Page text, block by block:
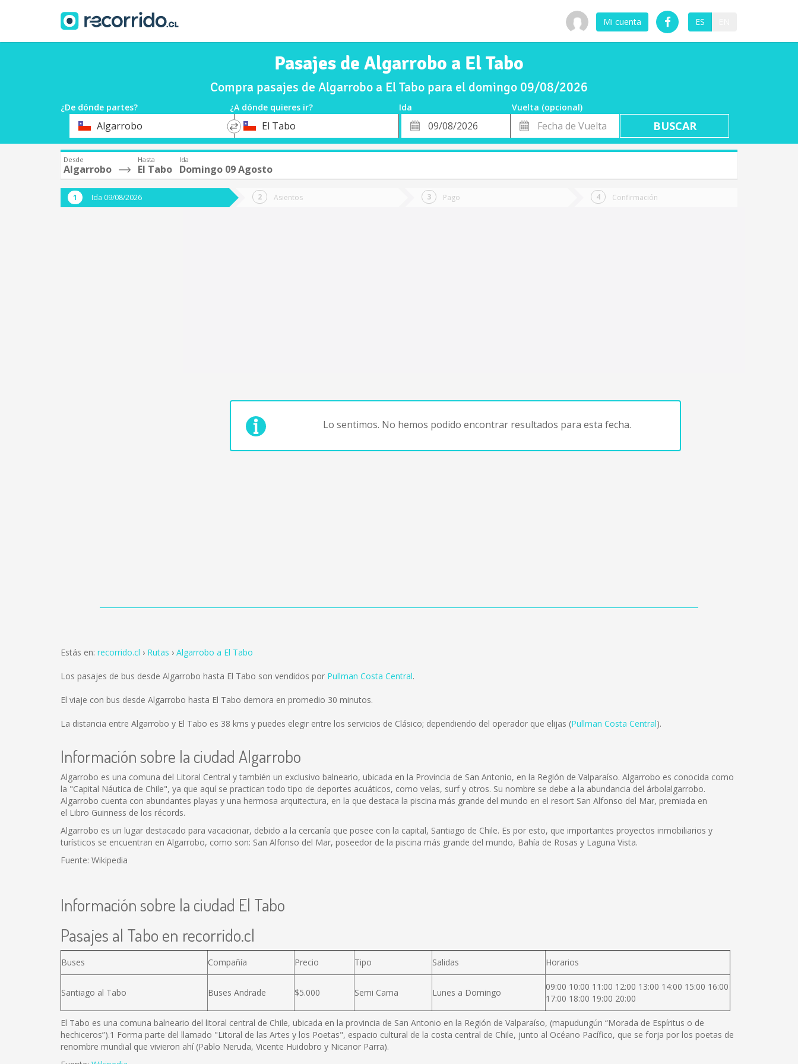
Mi cuenta ES
Pasajes de Algarrobo a El Tabo
Compra pasajes de Algarrobo a El Tabo para el domingo 09/08/2026
¿De dónde partes? ¿A dónde quieres ir? Ida
Vuelta (opcional)
OrigenAlgarrobo
*
DestinoEl Tabo
Fecha
de
Fecha
de
Vuelta
Desde
Algarrobo
Hasta
El Tabo
Ida
Domingo 09 Agosto
Ida 09/08/2026 Asientos Pago Confirmación
Lo sentimos. No hemos podido encontrar resultados para esta fecha.
Estás en: recorrido.cl Rutas Algarrobo a El Tabo
Los pasajes de bus desde Algarrobo hasta El Tabo son vendidos por Pullman Costa Central.
El viaje con bus desde Algarrobo hasta El Tabo demora en promedio 30 minutos.
La distancia entre Algarrobo y El Tabo es 38 kms y puedes elegir entre los servicios de Clásico; dependiendo del operador que elijas (Pullman Costa Central).
Información sobre la ciudad Algarrobo
Algarrobo es una comuna del Litoral Central y también un exclusivo balneario, ubicada en la Provincia de San Antonio, en la Región de Valparaíso. Algarrobo es conocida como
la "Capital Náutica de Chile", ya que aquí se practican todo tipo de deportes acuáticos, como velas, surf y otros. Su nombre se debe a la abundancia del árbolalgarrobo.
Algarrobo cuenta con abundantes playas y una hermosa arquitectura, en la que destaca la piscina más grande del mundo en el resort San Alfonso del Mar, premiada en
el Libro Guinness de los récords.
Algarrobo es un lugar destacado para vacacionar, debido a la cercanía que posee con la capital, Santiago de Chile. Es por esto, que importantes proyectos inmobiliarios y
turísticos se encuentran en Algarrobo, como son: San Alfonso del Mar, poseedor de la piscina más grande del mundo, Bahía de Rosas y Laguna Vista.
Fuente: Wikipedia
Información sobre la ciudad El Tabo
Pasajes al Tabo en recorrido.cl
Buses Compañía Precio Tipo Salidas Horarios
Santiago al Tabo Buses Andrade $5.000 Semi Cama Lunes a Domingo
09:00 10:00 11:00 12:00 13:00 14:00 15:00 16:00
17:00 18:00 19:00 20:00
El Tabo es una comuna balneario del litoral central de Chile, ubicada en la provincia de San Antonio en la Región de Valparaíso, (mapudungún “Morada de Espíritus o de
hechiceros”).1 Forma parte del llamado "Litoral de las Artes y los Poetas", espacio cultural de la costa central de Chile, junto al Océano Pacífico, que se forja por los poetas de
renombre mundial que vivieron ahí (Pablo Neruda, Vicente Huidobro y Nicanor Parra).